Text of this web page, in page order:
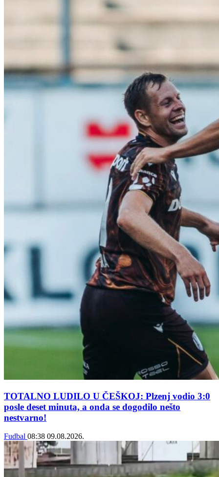
TOTALNO LUDILO U ČEŠKOJ: Plzenj vodio 3:0
posle deset minuta, a onda se dogodilo nešto
nestvarno!
Fudbal 08:38 09.08.2026.